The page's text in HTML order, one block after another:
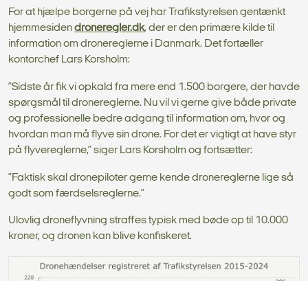
For at hjælpe borgerne på vej har Trafikstyrelsen gentænkt
hjemmesidendroneregler.dk, der er den primære kilde til
information om dronereglerne i Danmark. Det fortæller
kontorchef Lars Korsholm:
”Sidste år fik vi opkald fra mere end 1.500 borgere, der havde
spørgsmål til dronereglerne. Nu vil vi gerne give både private
og professionelle bedre adgang til information om, hvor og
hvordan man må flyve sin drone. For det er vigtigt at have styr
på flyvereglerne,” siger Lars Korsholm og fortsætter:
”Faktisk skal dronepiloter gerne kende dronereglerne lige så
godt som færdselsreglerne.”
Ulovlig droneflyvning straffes typisk med bøde op til 10.000
kroner, og dronen kan blive konfiskeret.